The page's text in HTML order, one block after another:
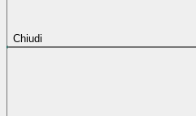
Chiudi